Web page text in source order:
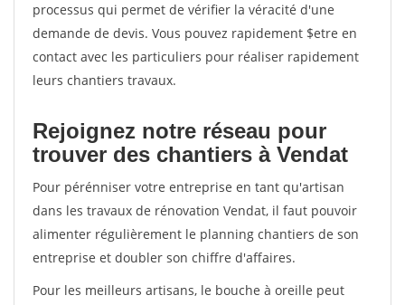
processus qui permet de vérifier la véracité d'une
demande de devis. Vous pouvez rapidement $etre en
contact avec les particuliers pour réaliser rapidement
leurs chantiers travaux.
Rejoignez notre réseau pour
trouver des chantiers à Vendat
Pour pérénniser votre entreprise en tant qu'artisan
dans les travaux de rénovation Vendat, il faut pouvoir
alimenter régulièrement le planning chantiers de son
entreprise et doubler son chiffre d'affaires.
Pour les meilleurs artisans, le bouche à oreille peut